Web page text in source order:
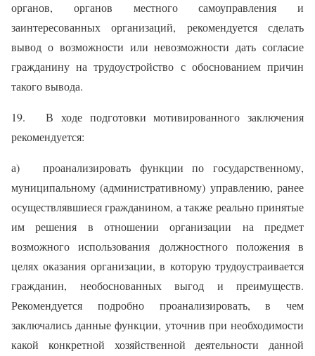
органов, органов местного самоуправления и
заинтересованных организаций, рекомендуется сделать
вывод о возможности или невозможности дать согласие
гражданину на трудоустройство с обоснованием причин
такого вывода.
19. В ходе подготовки мотивированного заключения
рекомендуется:
а) проанализировать функции по государственному,
муниципальному (административному) управлению, ранее
осуществлявшиеся гражданином, а также реально принятые
им решения в отношении организации на предмет
возможного использования должностного положения в
целях оказания организации, в которую трудоустраивается
гражданин, необоснованных выгод и преимуществ.
Рекомендуется подробно проанализировать, в чем
заключались данные функции, уточнив при необходимости
какой конкретной хозяйственной деятельности данной